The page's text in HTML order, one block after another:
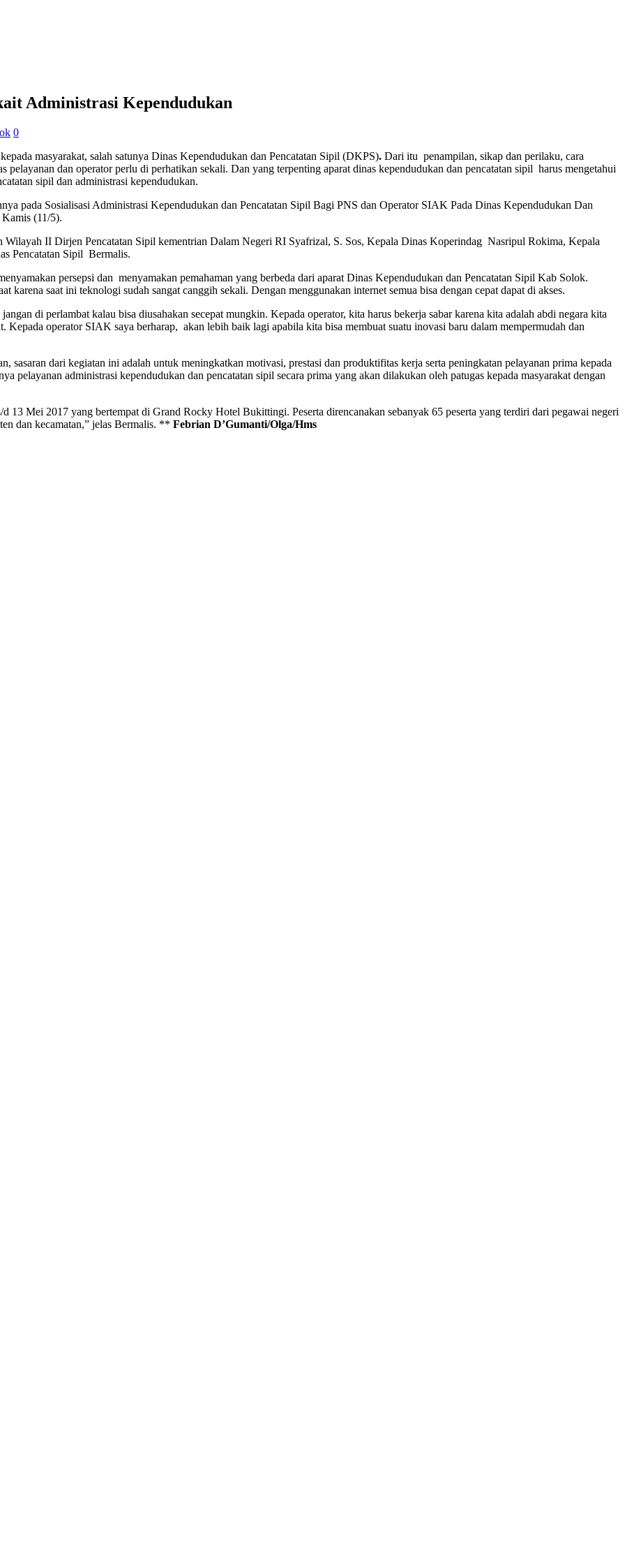
Administrasi Kependudukan
0
masyarakat, salah satunya Dinas Kependudukan dan Pencatatan Sipil (DKPS). Dari itu penampilan, sikap dan perilaku, cara
pelayanan dan operator perlu di perhatikan sekali. Dan yang terpenting aparat dinas kependudukan dan pencatatan sipil harus mengetahui
sipil dan administrasi kependudukan.
pada Sosialisasi Administrasi Kependudukan dan Pencatatan Sipil Bagi PNS dan Operator SIAK Pada Dinas Kependudukan Dan
(11/5).
Wilayah II Dirjen Pencatatan Sipil kementrian Dalam Negeri RI Syafrizal, S. Sos, Kepala Dinas Koperindag Nasripul Rokima, Kepala
Pencatatan Sipil Bermalis.
persepsi dan menyamakan pemahaman yang berbeda dari aparat Dinas Kependudukan dan Pencatatan Sipil Kab Solok.
karena saat ini teknologi sudah sangat canggih sekali. Dengan menggunakan internet semua bisa dengan cepat dapat di akses.
di perlambat kalau bisa diusahakan secepat mungkin. Kepada operator, kita harus bekerja sabar karena kita adalah abdi negara kita
Kepada operator SIAK saya berharap, akan lebih baik lagi apabila kita bisa membuat suatu inovasi baru dalam mempermudah dan
sasaran dari kegiatan ini adalah untuk meningkatkan motivasi, prestasi dan produktifitas kerja serta peningkatan pelayanan prima kepada
pelayanan administrasi kependudukan dan pencatatan sipil secara prima yang akan dilakukan oleh patugas kepada masyarakat dengan
13 Mei 2017 yang bertempat di Grand Rocky Hotel Bukittingi. Peserta direncanakan sebanyak 65 peserta yang terdiri dari pegawai negeri
dan kecamatan,” jelas Bermalis. ** Febrian D’Gumanti/Olga/Hms